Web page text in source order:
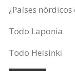
¿Países
Todo Laponia
Todo Helsinki